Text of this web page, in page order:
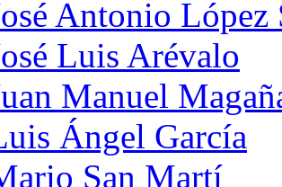
Antonio López
Luis Arévalo
Manuel
Ángel García
San Martí